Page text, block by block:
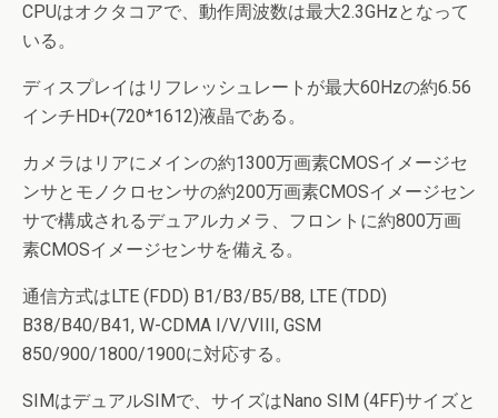
CPUはオクタコアで、動作周波数は最大2.3GHzとなって
いる。
ディスプレイはリフレッシュレートが最大60Hzの約6.56
インチHD+(720*1612)液晶である。
カメラはリアにメインの約1300万画素CMOSイメージセ
ンサとモノクロセンサの約200万画素CMOSイメージセン
サで構成されるデュアルカメラ、フロントに約800万画
素CMOSイメージセンサを備える。
通信方式はLTE (FDD) B1/B3/B5/B8, LTE (TDD)
B38/B40/B41, W-CDMA I/V/VIII, GSM
850/900/1800/1900に対応する。
SIMはデュアルSIMで、サイズはNano SIM (4FF)サイズと